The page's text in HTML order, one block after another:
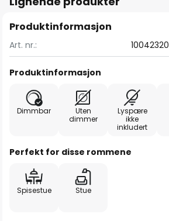
Produktinformasjon
Art. nr.: 10042320
Produktinformasjon
Dimmbar
Uten
dimmer
Lyspære
ikke
inkludert
Perfekt for disse rommene
Spisestue Stue